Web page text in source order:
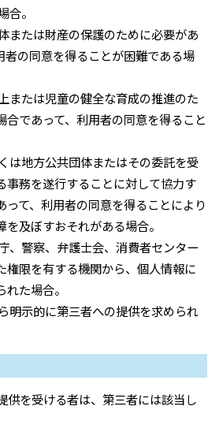
合。
または財産の保護のために必要があ
者の同意を得ることが困難である場
または児童の健全な育成の推進のた
合であって、利用者の同意を得ること
は地方公共団体またはその委託を受
事務を遂行することに対して協力す
って、利用者の同意を得ることにより
及ぼすおそれがある場合。
、警察、弁護士会、消費者センター
権限を有する機関から、個人情報に
た場合。
明示的に第三者への提供を求められ
供を受ける者は、第三者には該当し